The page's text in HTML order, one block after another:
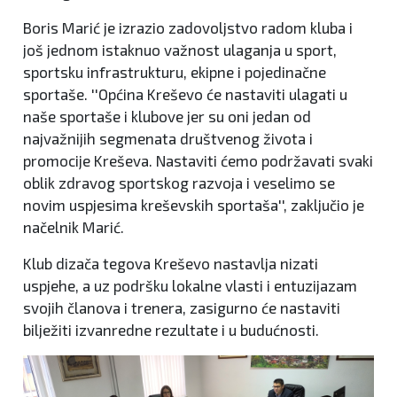
Boris Marić je izrazio zadovoljstvo radom kluba i
još jednom istaknuo važnost ulaganja u sport,
sportsku infrastrukturu, ekipne i pojedinačne
sportaše. ''Općina Kreševo će nastaviti ulagati u
naše sportaše i klubove jer su oni jedan od
najvažnijih segmenata društvenog života i
promocije Kreševa. Nastaviti ćemo podržavati svaki
oblik zdravog sportskog razvoja i veselimo se
novim uspjesima kreševskih sportaša'', zaključio je
načelnik Marić.
Klub dizača tegova Kreševo nastavlja nizati
uspjehe, a uz podršku lokalne vlasti i entuzijazam
svojih članova i trenera, zasigurno će nastaviti
bilježiti izvanredne rezultate i u budućnosti.